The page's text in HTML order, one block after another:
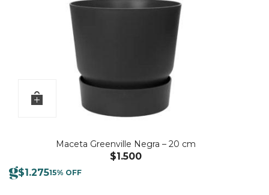
Maceta Greenville Negra – 20 cm
$1.500
$1.27515% OFF